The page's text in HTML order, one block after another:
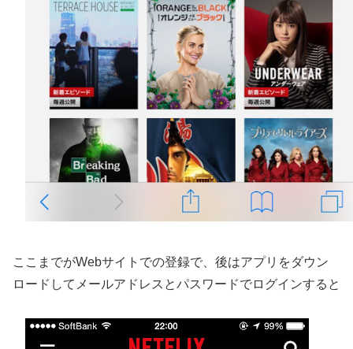
ここまでがWebサイトでの登録で、後はアプリをダウン
ロードしてメールアドレスとパスワードでログインすると